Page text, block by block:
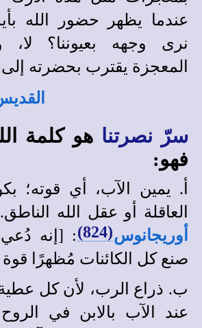
عندما يظهر حضور الله
نرى وجهه بعيوننا؟ لا،
المعجزة يقترب بحضرته إلى
سرّ نصرتنا هو كلمة
فهو:
أ. يمين الآب، أي قوته؛
العاقلة أو عقل الله
أوريجانوس(824)
: [إنه
صنع كل الكائنات مُظهرًا قوة
ب. ذراع الرب، لأن كل
عند الآب بالابن في